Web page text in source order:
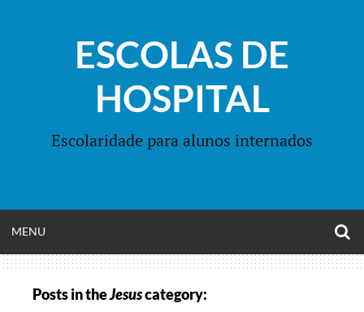
ESCOLAS DE
HOSPITAL
Escolaridade para alunos internados
MENU
MENU
Posts in theJesuscategory: